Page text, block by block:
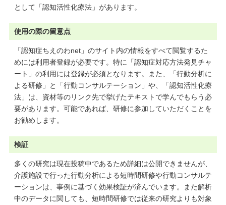
として「認知活性化療法」があります。
使用の際の留意点
「認知症ちえのわnet」のサイト内の情報をすべて閲覧するた
めには利用者登録が必要です。特に「認知症対応方法発見チャ
ート」の利用には登録が必須となります。また、「行動分析に
よる研修」と「行動コンサルテーション」や、「認知活性化療
法」は、資材等のリンク先で挙げたテキストで学んでもらう必
要があります。可能であれば、研修に参加していただくことを
お勧めします。
検証
多くの研究は現在投稿中であるため詳細は公開できませんが、
介護施設で行った行動分析による短時間研修や行動コンサルテ
ーションは、事例に基づく効果検証が済んでいます。また解析
中のデータに関しても、短時間研修では従来の研究よりも対象